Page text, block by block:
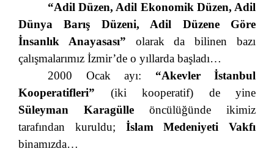
“Adil Düzen, Adil Ekonomik Düzen, Adil
Dünya Barış Düzeni, Adil Düzene Göre
İnsanlık Anayasası” olarak da bilinen bazı
çalışmalarımız İzmir’de o yıllarda başladı…
2000 Ocak ayı: “Akevler İstanbul
Kooperatifleri” (iki kooperatif) de yine
Süleyman Karagülle öncülüğünde ikimiz
tarafından kuruldu; İslam Medeniyeti Vakfı
binamızda…